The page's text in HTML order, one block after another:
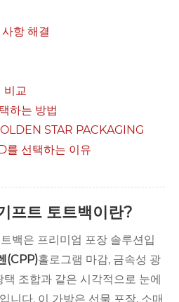
항 해결
비교
하는 방법
STAR PACKAGING
를 선택하는 이유
프트 토트백이란?
백은 프리미엄 포장 솔루션입
(CPP)홀로그램 마감, 금속성 광
조합과 같은 시각적으로 눈에
니다. 이 가방은 선물 포장, 소매